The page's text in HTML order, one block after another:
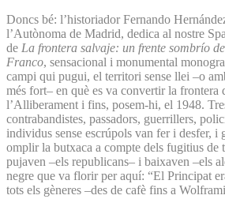
Doncs bé: l’historiador Fernando
l’Autònoma de Madrid, dedica al nostre
de La frontera salvaje: un frente sombrío
Franco, sensacional i monumental
campi qui pugui, el territori sense llei –o
més fort– en què es va convertir la frontera
l’Alliberament i fins, posem-hi, el 1948.
contrabandistes, passadors, guerrillers,
individus sense escrúpols van fer i desfer, i
omplir la butxaca a compte dels fugitius de
pujaven –els republicans– i baixaven –els
negre que va florir per aquí: “El Principat
tots els gèneres –des de cafè fins a